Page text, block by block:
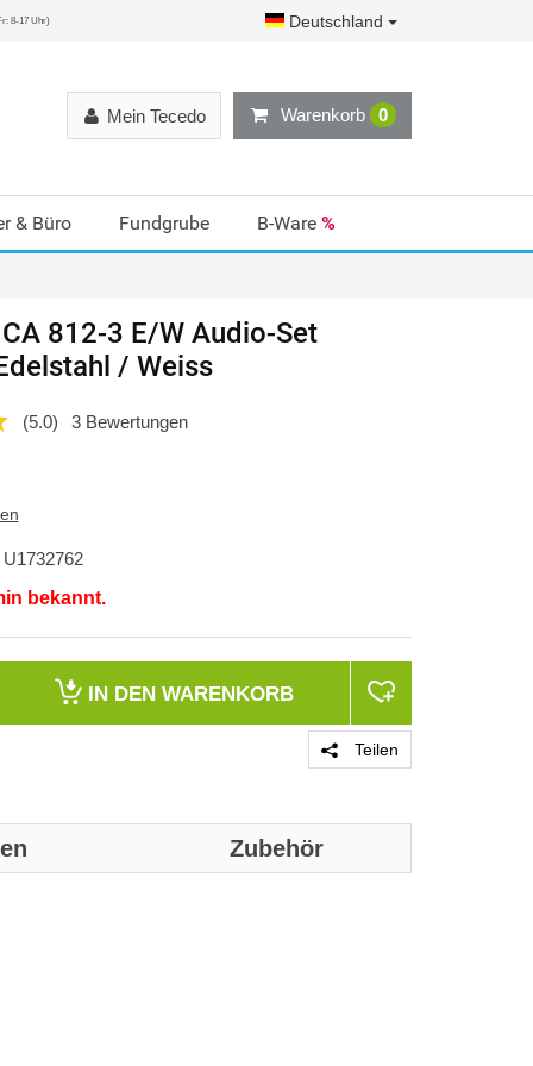
8-17 Uhr) Deutschland
Warenkorb 0
Mein Tecedo
& Büro Fundgrube B-Ware %
812-3 E/W Audio-Set
/ Weiss
(5.0) 3 Bewertungen
U1732762
bekannt.
IN DEN WARENKORB
Teilen
Zubehör